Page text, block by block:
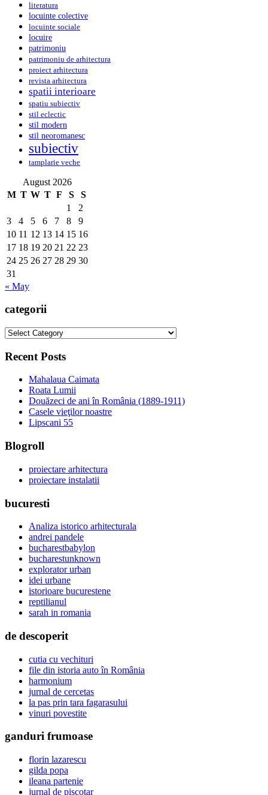
literatura
locuinte colective
locuinte sociale
locuire
patrimoniu
patrimoniu de arhitectura
proiect arhitectura
revista arhitectura
spatii interioare
spatiu subiectiv
stil eclectic
stil modern
stil neoromanesc
subiectiv
tamplarie veche
August 2026
M T W T F S
S
1
2
3
4 5 6 7 8
9
10 11 12 13 14 15 16
17 18 19 20 21 22 23
24 25 26 27 28 29 30
31
« May
categorii
categorii
Recent Posts
Mahalaua Caimata
Roata Lumii
Douăzeci de ani în România (1889-1911)
Casele vieţilor noastre
Lipscani 55
Blogroll
proiectare arhitectura
proiectare instalatii
bucuresti
Analiza istorico arhitecturala
andrei pandele
bucharestbabylon
bucharestunknown
explorator urban
idei urbane
istorioare bucurestene
reptilianul
sarah in romania
de descoperit
cutia cu vechituri
file din istoria auto în România
harmonium
jurnal de cercetas
la pas prin tara fagarasului
vinuri povestite
ganduri frumoase
florin lazarescu
gilda popa
ileana partenie
jurnal de piscotar